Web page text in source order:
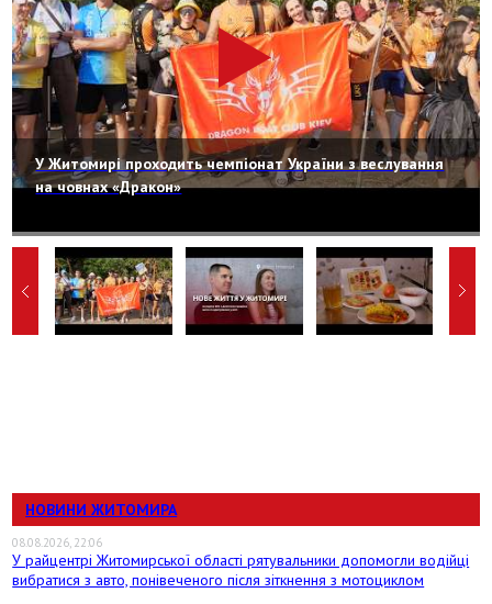
У Житомирі проходить чемпіонат України з веслування
на човнах «Дракон»
НОВИНИ ЖИТОМИРА
08.08.2026, 22:06
У райцентрі Житомирської області рятувальники допомогли водійці
вибратися з авто, понівеченого після зіткнення з мотоциклом